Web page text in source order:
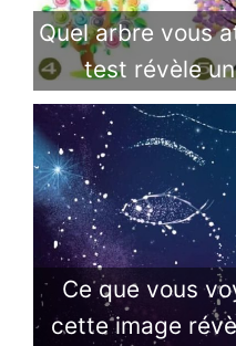
Quel arbre vous
test révèle
Ce que vous
cette image